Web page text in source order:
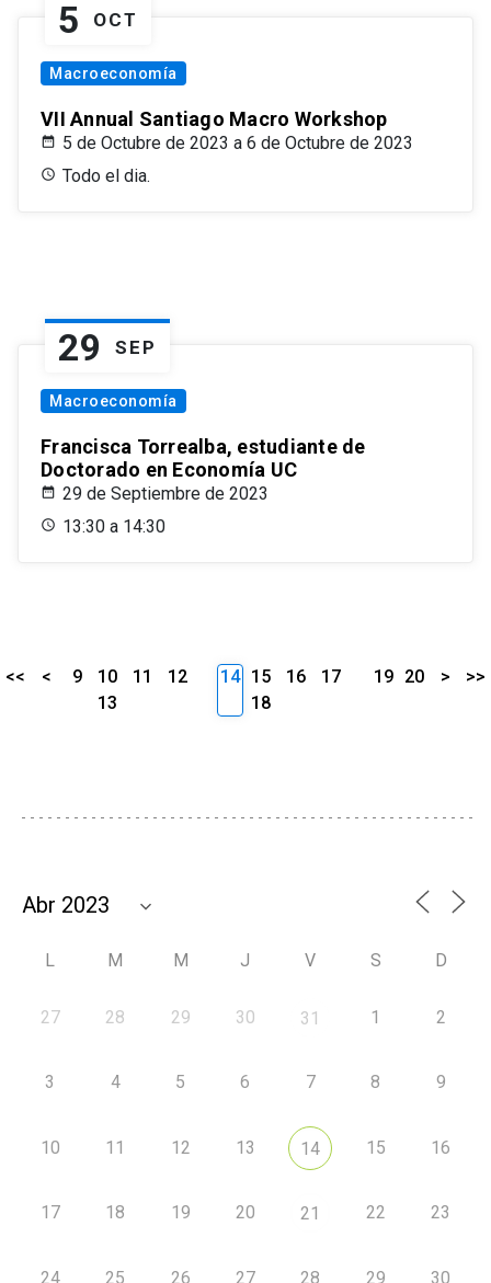
5 OCT
Macroeconomía
VII Annual Santiago Macro Workshop
5 de Octubre de 2023 a 6 de Octubre de 2023
Todo el dia.
29 SEP
Macroeconomía
Francisca Torrealba, estudiante de
Doctorado en Economía UC
29 de Septiembre de 2023
13:30 a 14:30
<< < 9 10 11
12
13
14 15 16
17
18
19 20 > >>
L M M J V S D
27 28 29 30 31 1 2
3 4 5 6 7 8 9
10 11 12 13 14 15 16
17 18 19 20 21 22 23
24 25 26 27 28 29 30